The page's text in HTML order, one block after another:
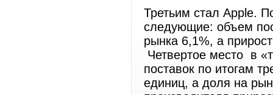
Третьим стал Apple.
следующие: объем
рынка 6,1%, а
Четвертое место в
поставок по итогам
единиц, а доля на